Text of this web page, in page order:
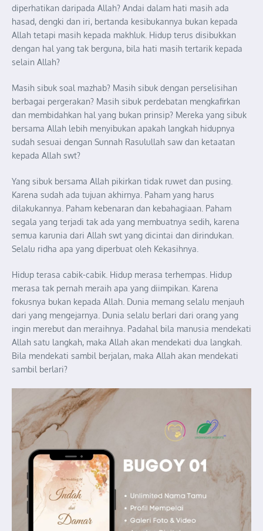
diperhatikan daripada Allah? Andai dalam hati masih ada
hasad, dengki dan iri, bertanda kesibukannya bukan kepada
Allah tetapi masih kepada makhluk. Hidup terus disibukkan
dengan hal yang tak berguna, bila hati masih tertarik kepada
selain Allah?
Masih sibuk soal mazhab? Masih sibuk dengan perselisihan
berbagai pergerakan? Masih sibuk perdebatan mengkafirkan
dan membidahkan hal yang bukan prinsip? Mereka yang sibuk
bersama Allah lebih menyibukan apakah langkah hidupnya
sudah sesuai dengan Sunnah Rasulullah saw dan ketaatan
kepada Allah swt?
Yang sibuk bersama Allah pikirkan tidak ruwet dan pusing.
Karena sudah ada tujuan akhirnya. Paham yang harus
dilakukannya. Paham kebenaran dan kebahagiaan. Paham
segala yang terjadi tak ada yang membuatnya sedih, karena
semua karunia dari Allah swt yang dicintai dan dirindukan.
Selalu ridha apa yang diperbuat oleh Kekasihnya.
Hidup terasa cabik-cabik. Hidup merasa terhempas. Hidup
merasa tak pernah meraih apa yang diimpikan. Karena
fokusnya bukan kepada Allah. Dunia memang selalu menjauh
dari yang mengejarnya. Dunia selalu berlari dari orang yang
ingin merebut dan meraihnya. Padahal bila manusia mendekati
Allah satu langkah, maka Allah akan mendekati dua langkah.
Bila mendekati sambil berjalan, maka Allah akan mendekati
sambil berlari?